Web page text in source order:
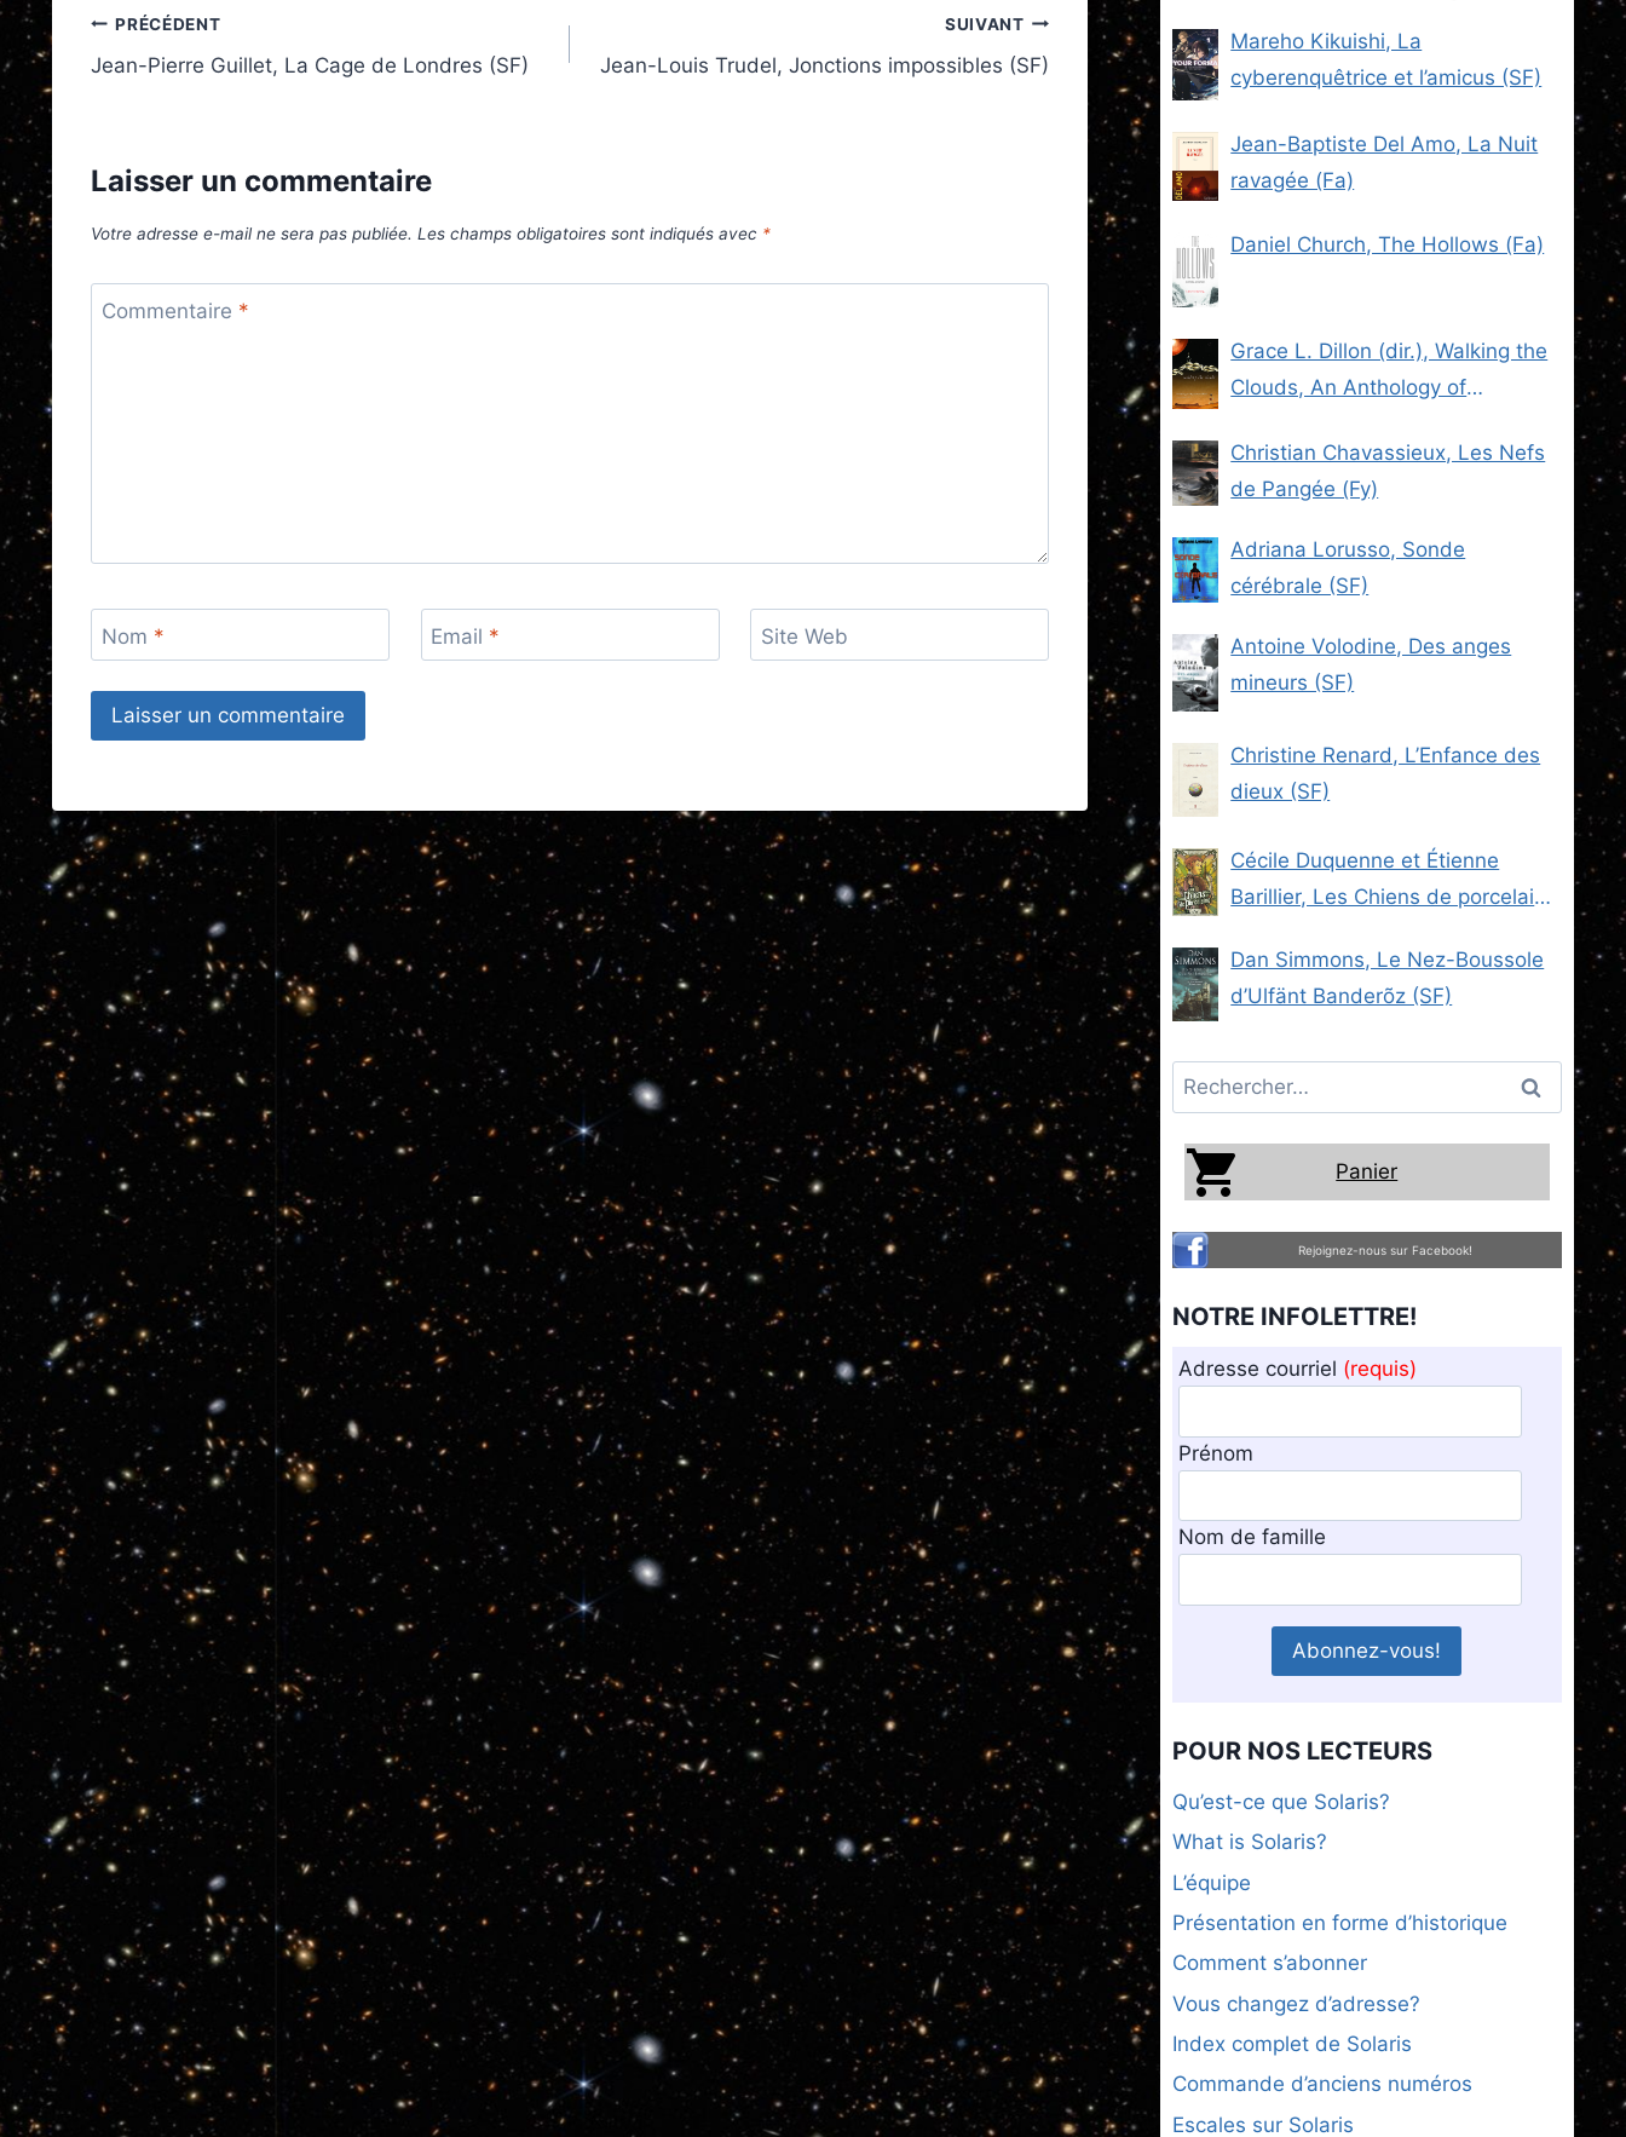
Navigation
de
PRÉCÉDENT
Jean-Pierre Guillet, La Cage de Londres (SF)
SUIVANT
Jean-Louis Trudel, Jonctions impossibles (SF)
Laisser un commentaire
Votre adresse e-mail ne sera pas publiée. Les champs obligatoires sont indiqués avec *
Commentaire *
Nom * Email * Site Web
Mareho Kikuishi, La
cyberenquêtrice et l’amicus (SF)
Jean-Baptiste Del Amo, La Nuit
ravagée (Fa)
Daniel Church, The Hollows (Fa)
Grace L. Dillon (dir.), Walking the
Clouds, An Anthology of
Christian Chavassieux, Les Nefs
de Pangée (Fy)
Adriana Lorusso, Sonde
cérébrale (SF)
Antoine Volodine, Des anges
mineurs (SF)
Christine Renard, L’Enfance des
dieux (SF)
Cécile Duquenne et Étienne
Barillier, Les Chiens de porcelaine
Dan Simmons, Le Nez-Boussole
d’Ulfänt Banderõz (SF)
Rechercher :
Panier
Rejoignez-nous sur Facebook!
NOTRE INFOLETTRE!
Adresse courriel (requis)
Prénom
Nom de famille
POUR NOS LECTEURS
Qu’est-ce que Solaris?
What is Solaris?
L’équipe
Présentation en forme d’historique
Comment s’abonner
Vous changez d’adresse?
Index complet de Solaris
Commande d’anciens numéros
Escales sur Solaris